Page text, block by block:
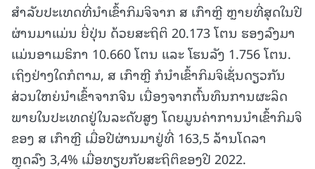
ສຳລັບປະເທດທີ່ນຳເຂົ້າກິມຈິຈາກ ສ ເກົາຫຼີ ຫຼາຍທີ່ສຸດໃນປີ
ຜ່ານມາແມ່ນ ຍີ່ປຸ່ນ ດ້ວຍສະຖິຕິ 20.173 ໂຕນ ຮອງລົງມາ
ແມ່ນອາເມຣິກາ 10.660 ໂຕນ ແລະ ໂຮນລັງ 1.756 ໂຕນ.
ເຖິງຢ່າງໃດກໍຕາມ, ສ ເກົາຫຼີ ກໍນຳເຂົ້າກິມຈິເຊັ່ນດຽວກັນ
ສ່ວນໃຫຍ່ນຳເຂົ້າຈາກຈີນ ເນື່ອງຈາກຕົ້ນທຶນການຜະລິດ
ພາຍໃນປະເທດຢູ່ໃນລະດັບສູງ ໂດຍມູນຄ່າການນຳເຂົ້າກິມຈິ
ຂອງ ສ ເກົາຫຼີ ເມື່ອປີຜ່ານມາຢູ່ທີ່ 163,5 ລ້ານໂດລາ
ຫຼຸດລົງ 3,4% ເມື່ອທຽບກັບສະຖິຕິຂອງປີ 2022.